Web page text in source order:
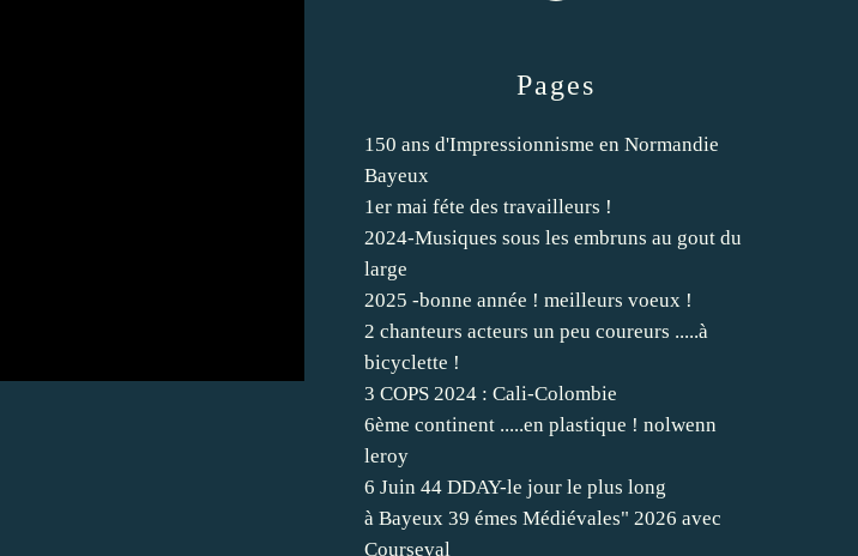
Pages
150 ans d'Impressionnisme en Normandie
Bayeux
1er mai féte des travailleurs !
2024-Musiques sous les embruns au gout du
large
2025 -bonne année ! meilleurs voeux !
2 chanteurs acteurs un peu coureurs .....à
bicyclette !
3 COPS 2024 : Cali-Colombie
6ème continent .....en plastique ! nolwenn
leroy
6 Juin 44 DDAY-le jour le plus long
à Bayeux 39 émes Médiévales" 2026 avec
Courseval